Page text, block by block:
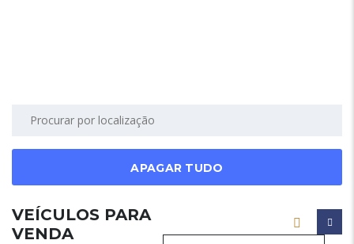
APAGAR TUDO
VEÍCULOS PARA
VENDA